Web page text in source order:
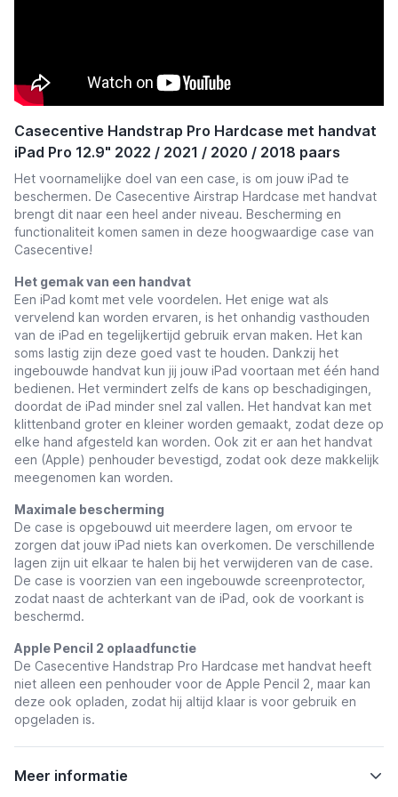
Casecentive Handstrap Pro Hardcase met handvat
iPad Pro 12.9" 2022 / 2021 / 2020 / 2018 paars
Het voornamelijke doel van een case, is om jouw iPad te
beschermen. De Casecentive Airstrap Hardcase met handvat
brengt dit naar een heel ander niveau. Bescherming en
functionaliteit komen samen in deze hoogwaardige case van
Casecentive!
Het gemak van een handvat
Een iPad komt met vele voordelen. Het enige wat als
vervelend kan worden ervaren, is het onhandig vasthouden
van de iPad en tegelijkertijd gebruik ervan maken. Het kan
soms lastig zijn deze goed vast te houden. Dankzij het
ingebouwde handvat kun jij jouw iPad voortaan met één hand
bedienen. Het vermindert zelfs de kans op beschadigingen,
doordat de iPad minder snel zal vallen. Het handvat kan met
klittenband groter en kleiner worden gemaakt, zodat deze op
elke hand afgesteld kan worden. Ook zit er aan het handvat
een (Apple) penhouder bevestigd, zodat ook deze makkelijk
meegenomen kan worden.
Maximale bescherming
De case is opgebouwd uit meerdere lagen, om ervoor te
zorgen dat jouw iPad niets kan overkomen. De verschillende
lagen zijn uit elkaar te halen bij het verwijderen van de case.
De case is voorzien van een ingebouwde screenprotector,
zodat naast de achterkant van de iPad, ook de voorkant is
beschermd.
Apple Pencil 2 oplaadfunctie
De Casecentive Handstrap Pro Hardcase met handvat heeft
niet alleen een penhouder voor de Apple Pencil 2, maar kan
deze ook opladen, zodat hij altijd klaar is voor gebruik en
opgeladen is.
Meer informatie